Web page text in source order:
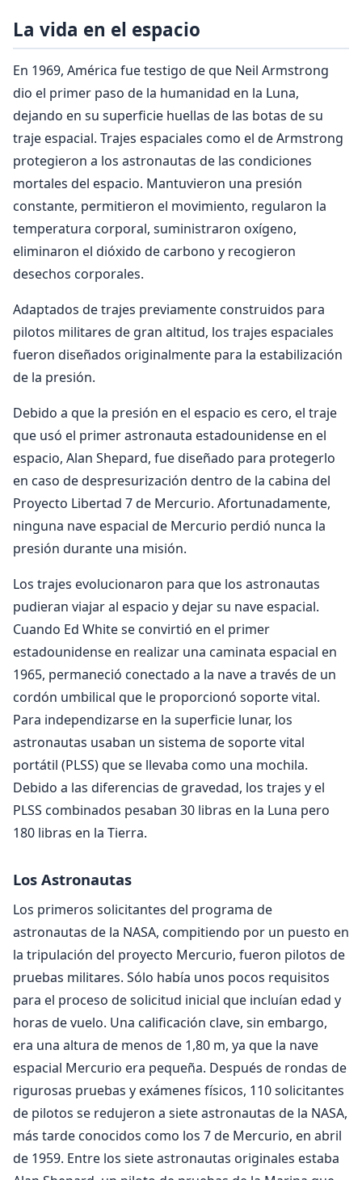
La vida en el espacio
En 1969, América fue testigo de que Neil Armstrong
dio el primer paso de la humanidad en la Luna,
dejando en su superficie huellas de las botas de su
traje espacial. Trajes espaciales como el de Armstrong
protegieron a los astronautas de las condiciones
mortales del espacio. Mantuvieron una presión
constante, permitieron el movimiento, regularon la
temperatura corporal, suministraron oxígeno,
eliminaron el dióxido de carbono y recogieron
desechos corporales.
Adaptados de trajes previamente construidos para
pilotos militares de gran altitud, los trajes espaciales
fueron diseñados originalmente para la estabilización
de la presión.
Debido a que la presión en el espacio es cero, el traje
que usó el primer astronauta estadounidense en el
espacio, Alan Shepard, fue diseñado para protegerlo
en caso de despresurización dentro de la cabina del
Proyecto Libertad 7 de Mercurio. Afortunadamente,
ninguna nave espacial de Mercurio perdió nunca la
presión durante una misión.
Los trajes evolucionaron para que los astronautas
pudieran viajar al espacio y dejar su nave espacial.
Cuando Ed White se convirtió en el primer
estadounidense en realizar una caminata espacial en
1965, permaneció conectado a la nave a través de un
cordón umbilical que le proporcionó soporte vital.
Para independizarse en la superficie lunar, los
astronautas usaban un sistema de soporte vital
portátil (PLSS) que se llevaba como una mochila.
Debido a las diferencias de gravedad, los trajes y el
PLSS combinados pesaban 30 libras en la Luna pero
180 libras en la Tierra.
Los Astronautas
Los primeros solicitantes del programa de
astronautas de la NASA, compitiendo por un puesto en
la tripulación del proyecto Mercurio, fueron pilotos de
pruebas militares. Sólo había unos pocos requisitos
para el proceso de solicitud inicial que incluían edad y
horas de vuelo. Una calificación clave, sin embargo,
era una altura de menos de 1,80 m, ya que la nave
espacial Mercurio era pequeña. Después de rondas de
rigurosas pruebas y exámenes físicos, 110 solicitantes
de pilotos se redujeron a siete astronautas de la NASA,
más tarde conocidos como los 7 de Mercurio, en abril
de 1959. Entre los siete astronautas originales estaba